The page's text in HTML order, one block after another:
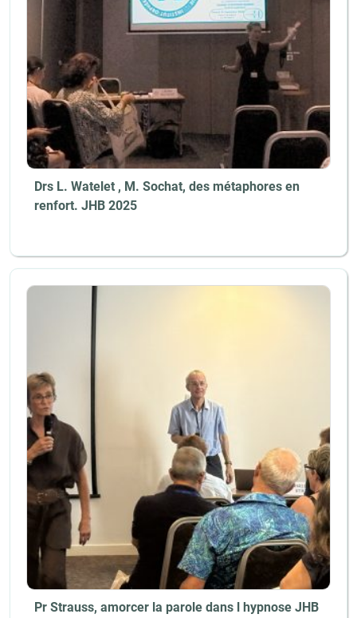
Drs L. Watelet , M. Sochat, des métaphores en
renfort. JHB 2025
Pr Strauss, amorcer la parole dans l hypnose JHB